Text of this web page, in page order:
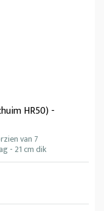
HR50) -
van 7
- 21 cm dik